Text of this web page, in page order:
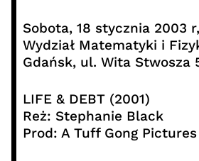
Sobota, 18 stycznia 2003
Wydział Matematyki i
Gdańsk, ul. Wita Stwosza
LIFE & DEBT (2001)
Reż: Stephanie Black
Prod: A Tuff Gong